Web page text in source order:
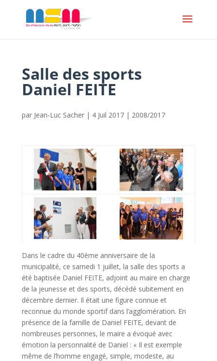
Salle des sports
Daniel FEITE
par Jean-Luc Sacher| 4 Juil 2017| 2008/2017
Dans le cadre du 40ème anniversaire de la
municipalité, ce samedi 1 juillet, la salle des sports a
été baptisée Daniel FEITE, adjoint au maire en charge
de la jeunesse et des sports, décédé subitement en
décembre dernier. Il était une figure connue et
reconnue du monde sportif dans l’agglomération. En
présence de la famille de Daniel FEITE, devant de
nombreuses personnes, le maire a évoqué avec
émotion la personnalité de Daniel : « Il est exemple
même de l’homme engagé, simple, modeste, au